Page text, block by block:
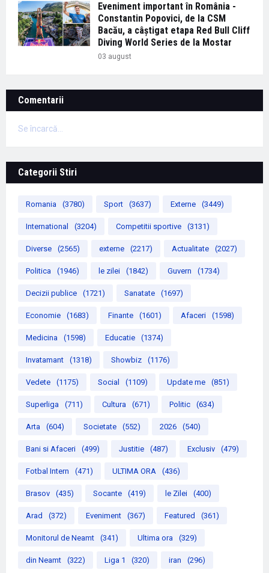
Eveniment important în România -
Constantin Popovici, de la CSM
Bacău, a câștigat etapa Red Bull Cliff
Diving World Series de la Mostar
03 august
Comentarii
Se încarcă...
Categorii Stiri
Romania (3780) Sport (3637) Externe (3449)
International (3204) Competitii sportive (3131)
Diverse (2565) externe (2217) Actualitate (2027)
Politica (1946) le zilei (1842) Guvern (1734)
Decizii publice (1721) Sanatate (1697)
Economie (1683) Finante (1601) Afaceri (1598)
Medicina (1598) Educatie (1374)
Invatamant (1318) Showbiz (1176)
Vedete (1175) Social (1109) Update me (851)
Superliga (711) Cultura (671) Politic (634)
Arta (604) Societate (552) 2026 (540)
Bani si Afaceri (499) Justitie (487) Exclusiv (479)
Fotbal Intern (471) ULTIMA ORA (436)
Brasov (435) Socante (419) le Zilei (400)
Arad (372) Eveniment (367) Featured (361)
Monitorul de Neamt (341) Ultima ora (329)
din Neamt (322) Liga 1 (320) iran (296)